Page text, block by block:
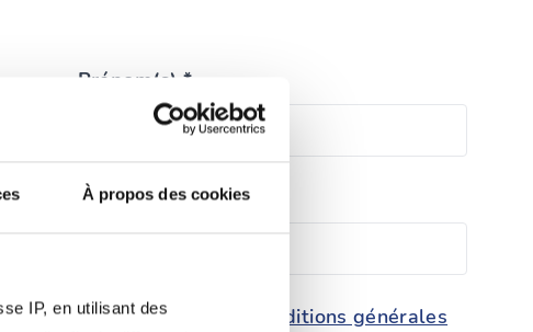
À propos des cookies
IP, en utilisant des
Prénom(s) *
Téléphone *
de protection des données et les
conditions générales